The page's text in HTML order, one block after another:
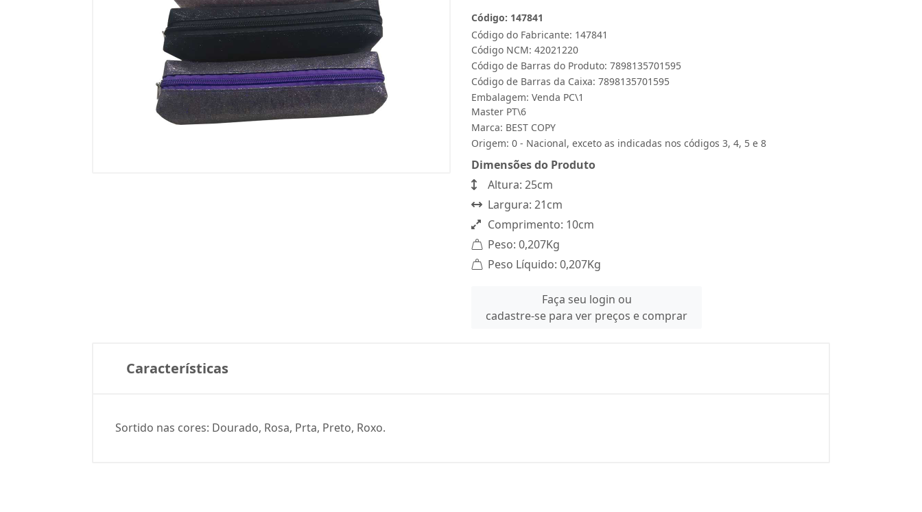
Código do Fabricante: 147841
Código: 147841
Código NCM: 42021220
Código de Barras do Produto: 7898135701595
Código de Barras da Caixa: 7898135701595
Embalagem: Venda PC\1
Master PT\6
Marca: BEST COPY
Origem: 0 - Nacional, exceto as indicadas nos códigos 3, 4, 5 e 8
Dimensões do Produto
Altura: 25cm
Largura: 21cm
Comprimento: 10cm
Peso: 0,207Kg
Peso Líquido: 0,207Kg
Faça seu login ou
cadastre-se para ver preços e comprar
Características
Sortido nas cores: Dourado, Rosa, Prta, Preto, Roxo.